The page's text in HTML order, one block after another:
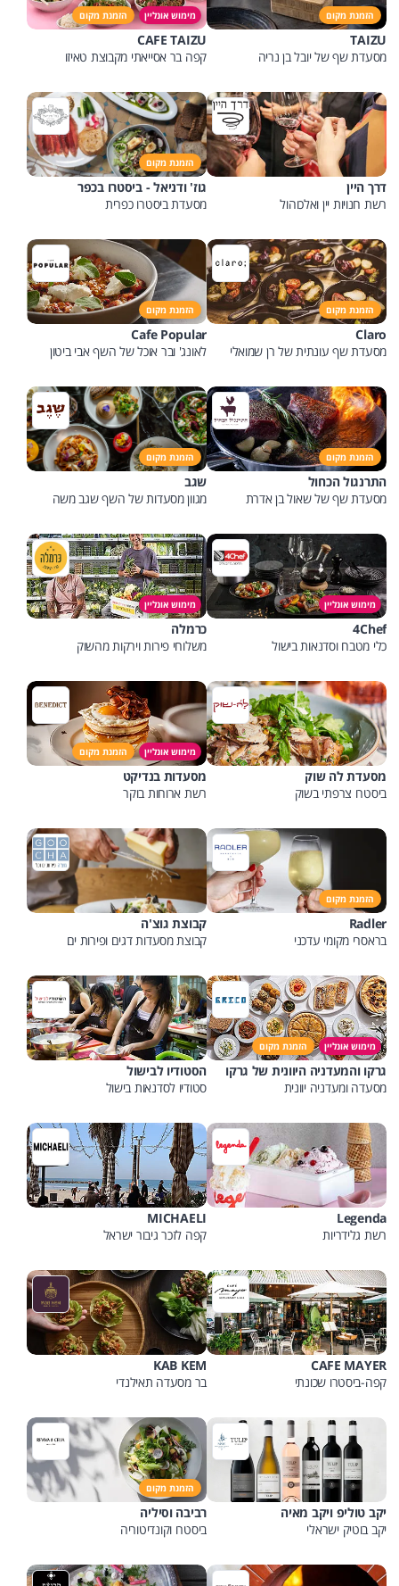
הזמנת מקום
TAIZU
מסעדת שף של יובל בן נריה
מימוש אונליין הזמנת מקום
CAFE TAIZU
קפה בר אסייאתי מקבוצת טאיזו
דרך היין
רשת חנויות יין ואלכוהול
הזמנת מקום
גוז' ודניאל - ביסטרו בכפר
מסעדת ביסטרו כפרית
הזמנת מקום
Claro
מסעדת שף עונתית של רן שמואלי
הזמנת מקום
Cafe Popular
לאונג' ובר אוכל של השף אבי ביטון
הזמנת מקום
התרנגול הכחול
מסעדת שף של שאול בן אדרת
הזמנת מקום
שגב
מגוון מסעדות של השף שגב משה
מימוש אונליין
4Chef
כלי מטבח וסדנאות בישול
מימוש אונליין
כרמלה
משלוחי פירות וירקות מהשוק
מסעדת לה שוק
ביסטרו צרפתי בשוק
מימוש אונליין הזמנת מקום
מסעדות בנדיקט
רשת ארוחות בוקר
הזמנת מקום
Radler
בראסרי מקומי עדכני
קבוצת גוצ'ה
קבוצת מסעדות דגים ופירות ים
מימוש אונליין הזמנת מקום
גרקו והמעדניה היוונית של גרקו
מסעדה ומעדניה יוונית
הסטודיו לבישול
סטודיו לסדנאות בישול
Legenda
רשת גלידריות
MICHAELI
קפה לזכר גיבור ישראל
CAFE MAYER
קפה-ביסטרו שכונתי
KAB KEM
בר מסעדה תאילנדי
יקב טוליפ ויקב מאיה
יקב בוטיק ישראלי
הזמנת מקום
רביבה וסיליה
ביסטרו וקונדיטוריה